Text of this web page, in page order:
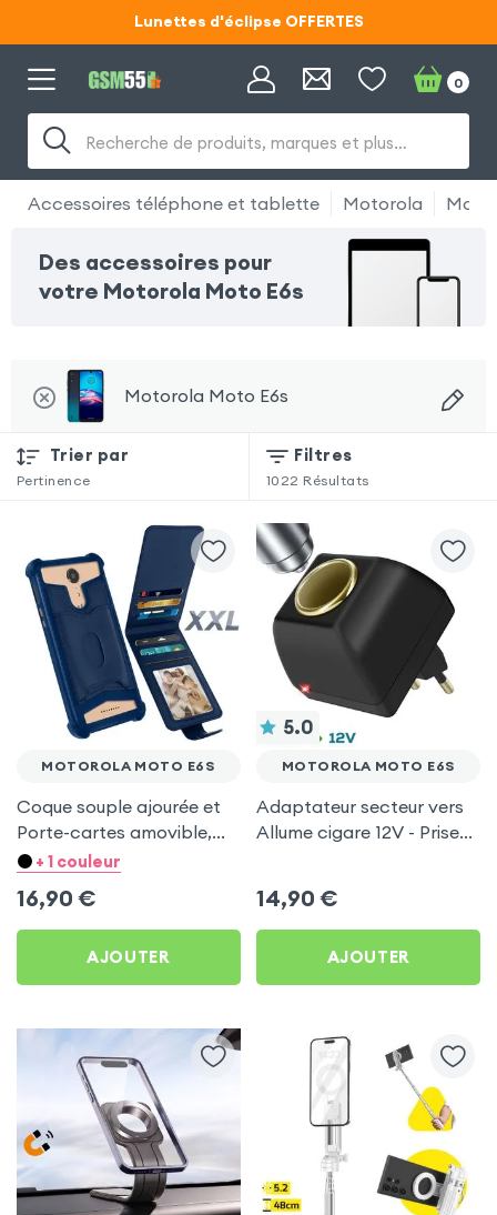
Lunettes d'éclipse OFFERTES
Code ECLIPSE55
Code ECLIPSE55
Recherche de produits, marques et plus…
0
Accessoires téléphone et tablette Motorola
Des accessoires pour
votre Motorola Moto E6s
Motorola Moto E6s
Trier par
Pertinence
Filtres
1022 Résultats
MOTOROLA MOTO E6S
Coque souple ajourée et
Porte-cartes amovible,
avec languette
Motorola Moto E6s
+ 1 couleur
16,90 €
AJOUTER
5.0
MOTOROLA MOTO E6S
Adaptateur secteur vers
Allume cigare 12V - Prise
14,90 €
AJOUTER